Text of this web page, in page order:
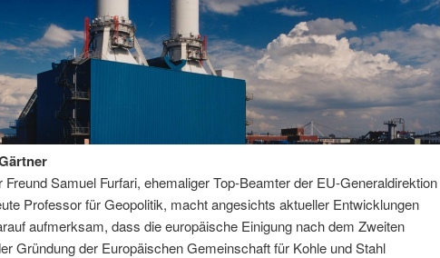
Freund Samuel Furfari, ehemaliger Top-Beamter der EU-Generaldirektion
Professor für Geopolitik, macht angesichts aktueller Entwicklungen
aufmerksam, dass die europäische Einigung nach dem Zweiten
Gründung der Europäischen Gemeinschaft für Kohle und Stahl